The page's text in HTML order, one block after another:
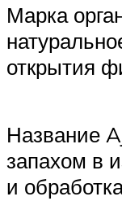
Марка
открытия
Название
запахом в
и